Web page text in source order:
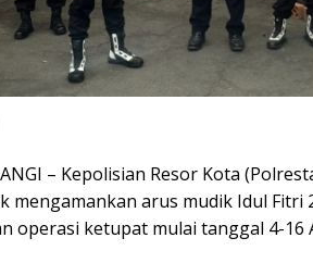
– Kepolisian Resor Kota
mengamankan arus mudik Idul Fitri
operasi ketupat mulai tanggal 4-16